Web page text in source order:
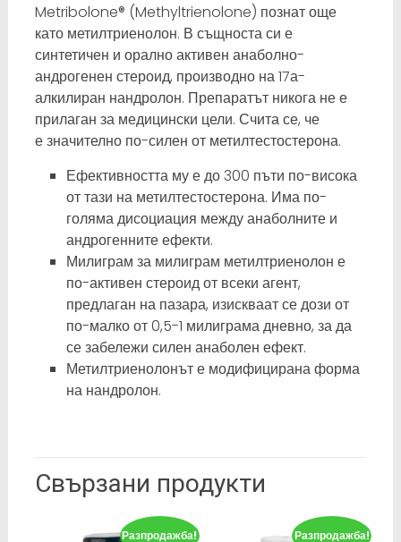
Metribolone® (Methyltrienolone) познат още
като метилтриенолон. В същноста си е
синтетичен и орално активен анаболно-
андрогенен стероид, производно на 17а-
алкилиран нандролон. Препаратът никога не е
прилаган за медицински цели. Счита се, че
езначително по-силен от метилтестостерона.
Ефективността му е до 300 пъти по-висока
от тази на метилтестостерона. Има по-
голяма дисоциация между анаболните и
андрогенните ефекти.
Милиграм за милиграм метилтриенолон е
по-активен стероид от всеки агент,
предлаган на пазара, изискваат се дози от
по-малко от 0,5-1 милиграма дневно, за да
се забележи силен анаболен ефект.
Метилтриенолонът е модифицирана форма
на нандролон.
Свързани продукти
Разпродажба! Разпродажба!